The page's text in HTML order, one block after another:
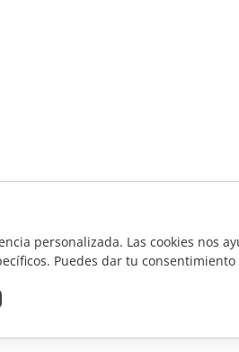
personalizada. Las cookies nos
Puedes dar tu